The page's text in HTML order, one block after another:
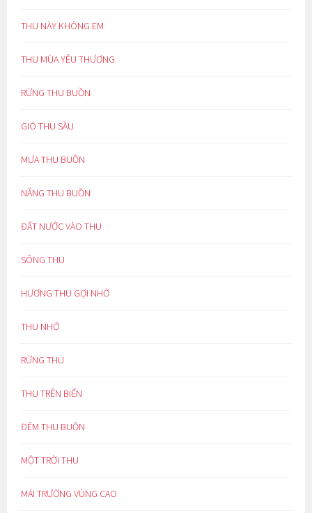
THU NÀY KHÔNG EM
THU MÙA YÊU THƯƠNG
RỪNG THU BUỒN
GIÓ THU SẦU
MƯA THU BUỒN
NẮNG THU BUỒN
ĐẤT NƯỚC VÀO THU
SÔNG THU
HƯƠNG THU GỢI NHỚ
THU NHỚ
RỪNG THU
THU TRÊN BIỂN
ĐÊM THU BUỒN
MỘT TRỜI THU
MÁI TRƯỜNG VÙNG CAO